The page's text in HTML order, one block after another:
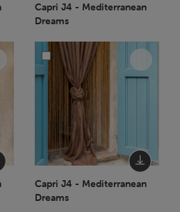
Capri J4 - Mediterranean
Dreams
Capri J4 - Mediterranean
Dreams